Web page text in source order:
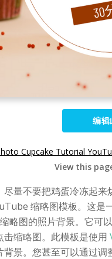
编辑
Cupcake Tutorial
View this
量不要把鸡蛋冷冻起
缩略图模板。这
略图的照片背景。它可
缩略图。此模板是使用
景。您甚至可以通过调